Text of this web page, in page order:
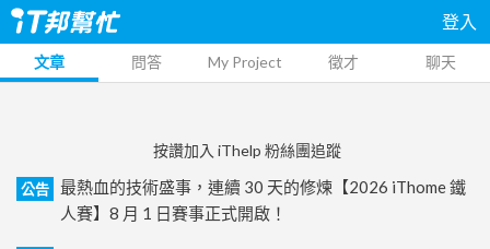
登入
文章 問答 My Project 徵才 聊天
按讚加入 iThelp 粉絲團追蹤
公告
最熱血的技術盛事，連續 30 天的修煉【2026 iThome 鐵
人賽】8 月 1 日賽事正式開啟！